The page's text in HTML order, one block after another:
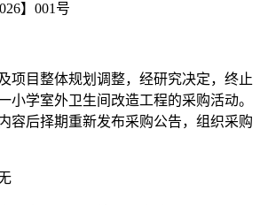
6】 001 号
项目整体规划调整，经研究决定，终止
小学室外卫生间改造工程的采购活动。
容后择期重新发布采购公告，组织采购